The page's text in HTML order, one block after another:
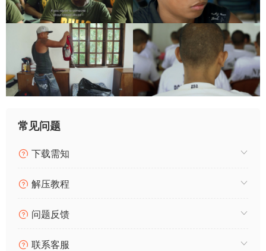
常见问题
下载需知
解压教程
问题反馈
联系客服